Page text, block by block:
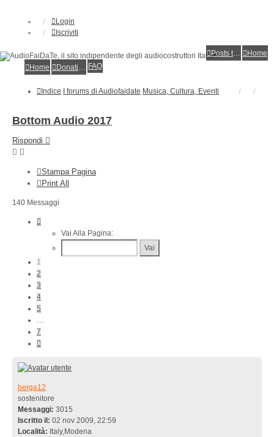
Login
Iscriviti
Posts toplist
Home
Home
Donations FAQ
Indice I forums di Audiofaidate Musica, Cultura, Eventi
Bottom Audio 2017
Rispondi
Stampa Pagina
Print All
140 Messaggi
Vai Alla Pagina:
1
2
3
4
5
…
7
berga12
sostenitore
Messaggi: 3015
Iscritto il: 02 nov 2009, 22:59
Località: Italy,Modena